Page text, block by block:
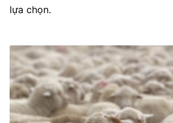
lựa chọn.